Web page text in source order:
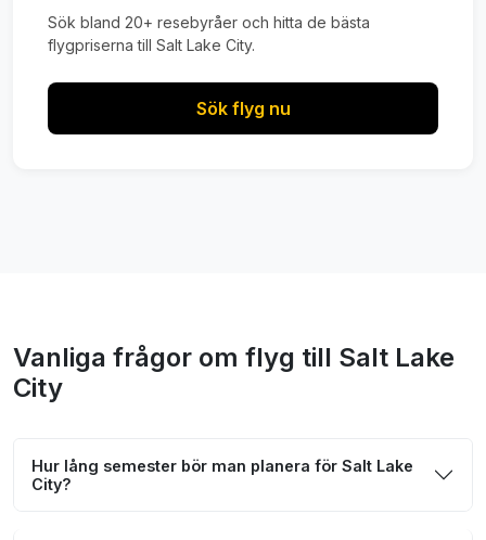
Sök bland 20+ resebyråer och hitta de bästa
flygpriserna till Salt Lake City.
Sök flyg nu
Vanliga frågor om flyg till Salt Lake
City
Hur lång semester bör man planera för Salt Lake
City?